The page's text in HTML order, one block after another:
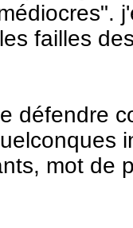
failles
défendre
mot de